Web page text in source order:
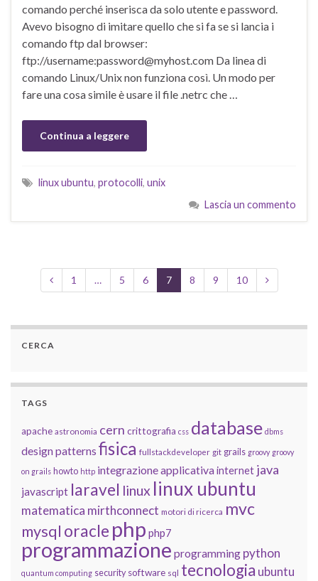
comando perché inserisca da solo utente e password.
Avevo bisogno di imitare quello che si fa se si lancia i
comando ftp dal browser:
ftp://username:password@myhost.com Da linea di
comando Linux/Unix non funziona così. Un modo per
fare una cosa simile è usare il file .netrc che …
Continua a leggere
linux ubuntu, protocolli, unix
Lascia un commento
1 … 5 6 7 8 9 10
CERCA
TAGS
apache astronomia cern crittografia css database dbms
design patterns fisica fullstackdeveloper git grails groovy groovy
on grails howto http integrazione applicativainternet java
javascript laravel linux linux ubuntu
matematica mirthconnect motori di ricerca mvc
mysql oracle php php7
programmazione programming python
quantum computing security software sql tecnologia ubuntu